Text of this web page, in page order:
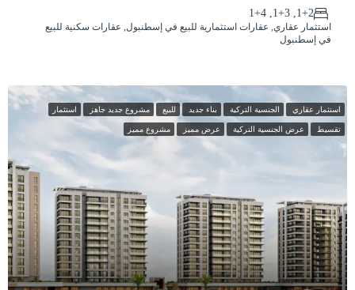
1+2, 1+3, 1+4
استثمار عقاري, عقارات استثمارية للبيع في إسطنبول, عقارات سكنية للبيع
في إسطنبول
استثمار عقاري الجنسية التركية بناء جديد للبيع مشروع جديد جاهز استثمار
تقسيط عرض الجنسية التركية عرض مميز مشروع مميز